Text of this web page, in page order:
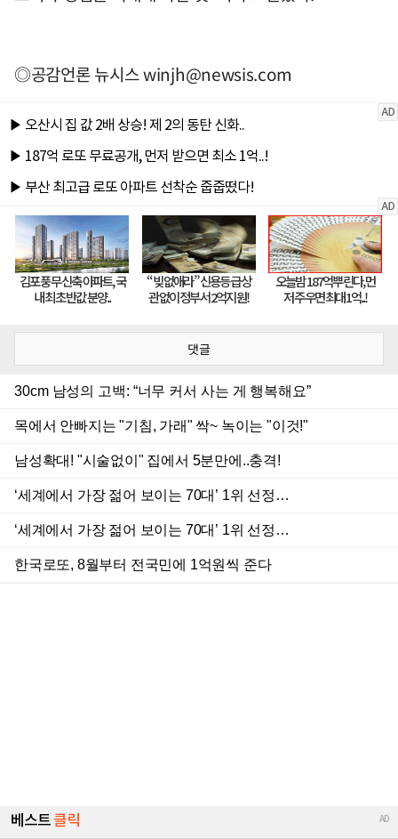
◎공감언론 뉴시스winjh@newsis.com
댓글